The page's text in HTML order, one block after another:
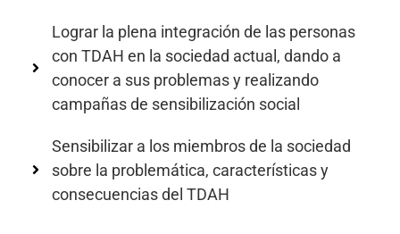
Lograr la plena integración de las personas
con TDAH en la sociedad actual, dando a
conocer a sus problemas y realizando
campañas de sensibilización social
Sensibilizar a los miembros de la sociedad
sobre la problemática, características y
consecuencias del TDAH